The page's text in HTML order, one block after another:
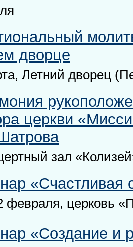
дворце
Летний дворец
церкви
зал
«Счастливая
февраля, церковь
«Создание и